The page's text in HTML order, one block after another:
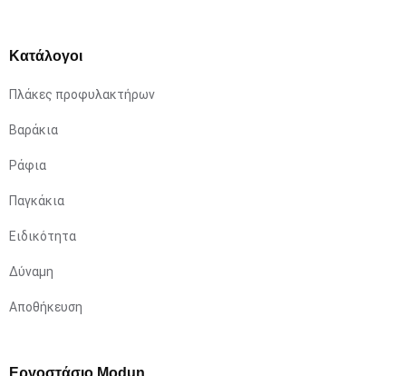
Κατάλογοι
Πλάκες προφυλακτήρων
Βαράκια
Ράφια
Παγκάκια
Ειδικότητα
Δύναμη
Αποθήκευση
Εργοστάσιο Modun